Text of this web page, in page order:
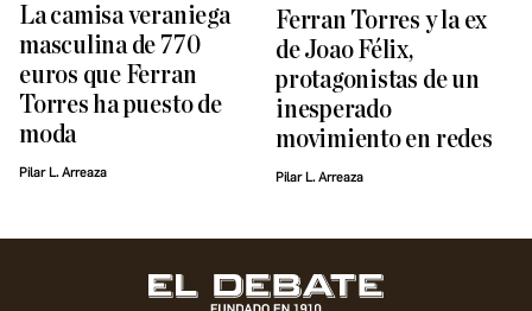
La camisa veraniega
masculina de 770
euros que Ferran
Torres ha puesto de
moda
Pilar L. Arreaza
Ferran Torres y la ex
de Joao Félix,
protagonistas de un
inesperado
movimiento en redes
Pilar L. Arreaza